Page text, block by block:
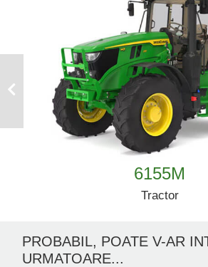
6155M
Tractor
Previous
PROBABIL, POATE V-AR
URMATOARE...